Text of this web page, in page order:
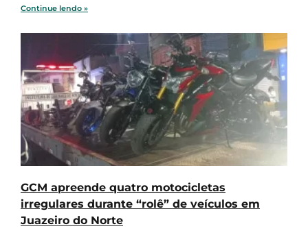
Continue lendo »
GCM apreende quatro motocicletas
irregulares durante “rolê” de veículos em
Juazeiro do Norte